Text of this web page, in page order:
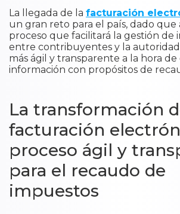
La llegada de la facturación
un gran reto para el país, dado que
proceso que facilitará la gestión de
entre contribuyentes y la
más ágil y transparente a la hora
información con propósitos de
La transformación
facturación
proceso ágil y
para el recaudo de
impuestos